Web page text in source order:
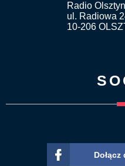
Radio
ul. Radiowa
10-206
Dołącz